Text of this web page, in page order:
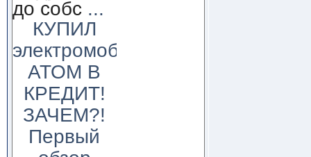
до собс ...
КУПИЛ
электромобиль
АТОМ В
КРЕДИТ!
ЗАЧЕМ?!
Первый